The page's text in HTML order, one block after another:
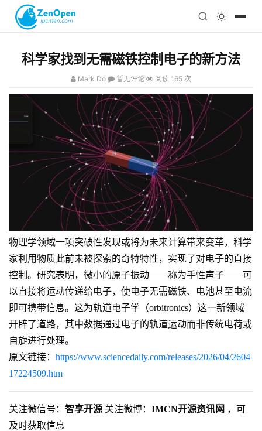
科技
心理
注册
科学家找到无需磁铁控制电子的新方法
Mark Do 暂无评论 阅读 165 次
物理学领域一项突破性发现或将为未来计算带来变革，科学
家利用物质此前未被探索的奇特特性，实现了对电子的直接
控制。研究表明，微小的原子振动——称为手性声子——可
以直接将运动传递给电子，使电子无需磁铁、电池甚至电流
即可携带信息。这为轨道电子学（orbitronics）这一新领域
开辟了道路，其中数据通过电子的轨道运动而非传统电荷或
自旋进行处理。
原文链接： https://www.sciencedaily.com/releases/2026/04/2604
17224509.htm
关注微信号： 智享开源 关注微博： IMCN开源资讯网 ，可
及时获取信息